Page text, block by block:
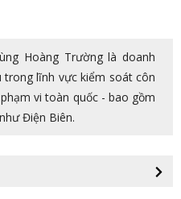
Hoàng Trường là doanh
trong lĩnh vực kiểm soát côn
vi toàn quốc - bao gồm
Điện Biên.